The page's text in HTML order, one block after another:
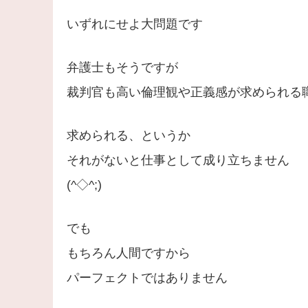
いずれにせよ大問題です
弁護士もそうですが
裁判官も高い倫理観や正義感が求められる
求められる、というか
それがないと仕事として成り立ちません
(^◇^;)
でも
もちろん人間ですから
パーフェクトではありません